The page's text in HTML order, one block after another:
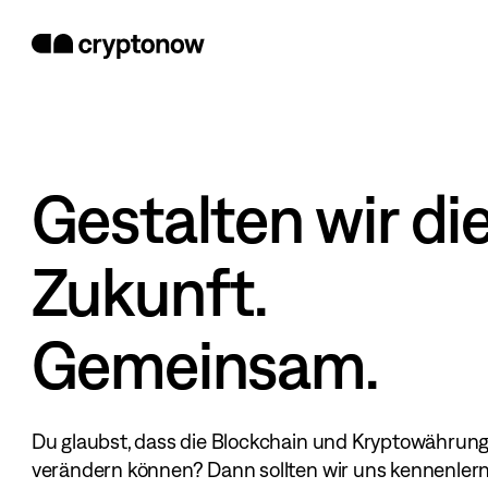
Gestalten wir
Zukunft.
Gemeinsam.
Du glaubst, dass die Blockchain und
verändern können? Dann sollten wir uns